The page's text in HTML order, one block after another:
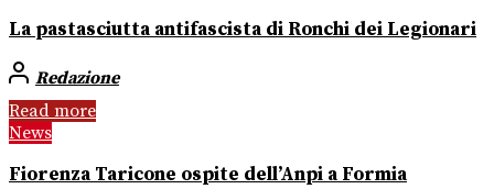
La pastasciutta antifascista di Ronchi dei Legionari
Redazione
Read more
News
Fiorenza Taricone ospite dell’Anpi a Formia